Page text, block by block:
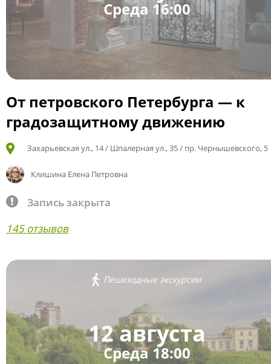
Среда 16:00
От петровского Петербурга — к
градозащитному движению
Захарьевская ул., 14 / Шпалерная ул., 35 / пр. Чернышевского, 5
Клишина Елена Петровна
Запись закрыта
145 отзывов
Пешеходные экскурсии
12 августа
Среда 18:00